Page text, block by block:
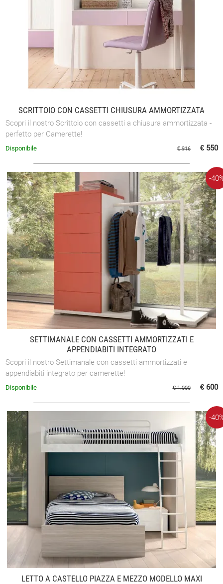
SCRITTOIO CON CASSETTI CHIUSURA AMMORTIZZATA
Scopri il nostro Scrittoio con cassetti a chiusura ammortizzata -
perfetto per Camerette!
€ 916 € 550
Disponibile
SETTIMANALE CON CASSETTI AMMORTIZZATI E
APPENDIABITI INTEGRATO
Scopri il nostro Settimanale con cassetti ammortizzati e
appendiabiti integrato per camerette!
-
€ 1.000 € 600
Disponibile
LETTO A CASTELLO PIAZZA E MEZZO MODELLO MAXI
-